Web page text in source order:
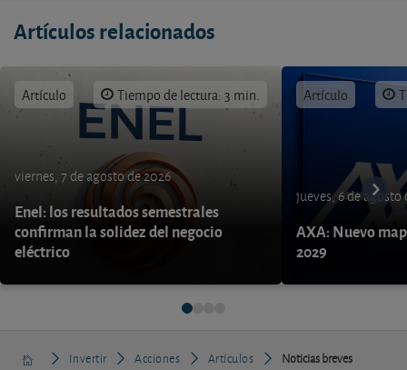
Artículos relacionados
Artículo Tiempo de lectura: 3 min.
viernes, 7 de agosto de 2026
Enel: los resultados semestrales
confirman la solidez del negocio
eléctrico
Artículo
jueves, 6 de agosto
AXA: Nuevo
2029
Invertir Acciones Artículos Noticias breves